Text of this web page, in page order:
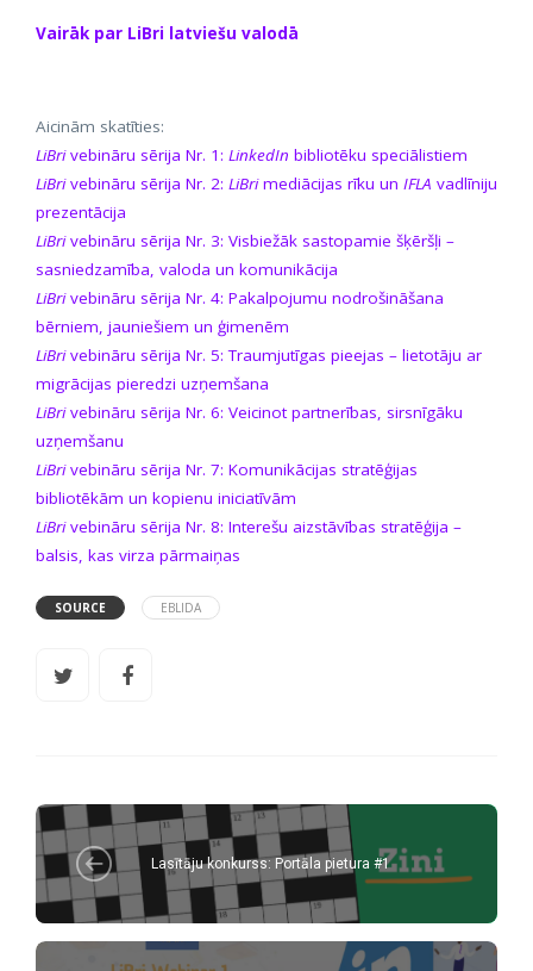
Vairāk par LiBri latviešu valodā
Aicinām skatīties:
LiBrivebināru sērija Nr. 1: LinkedIn bibliotēku speciālistiem
LiBrivebināru sērija Nr. 2: LiBrimediācijas rīku un IFLA vadlīniju
prezentācija
LiBrivebināru sērija Nr. 3: Visbiežāk sastopamie šķēršļi –
sasniedzamība, valoda un komunikācija
LiBrivebināru sērija Nr. 4: Pakalpojumu nodrošināšana
bērniem, jauniešiem un ģimenēm
LiBrivebināru sērija Nr. 5: Traumjutīgas pieejas – lietotāju ar
migrācijas pieredzi uzņemšana
LiBrivebināru sērija Nr. 6: Veicinot partnerības, sirsnīgāku
uzņemšanu
LiBrivebināru sērija Nr. 7: Komunikācijas stratēģijas
bibliotēkām un kopienu iniciatīvām
LiBrivebināru sērija Nr. 8: Interešu aizstāvības stratēģija –
balsis, kas virza pārmaiņas
SOURCE EBLIDA
Lasītāju konkurss: Portāla pietura #1